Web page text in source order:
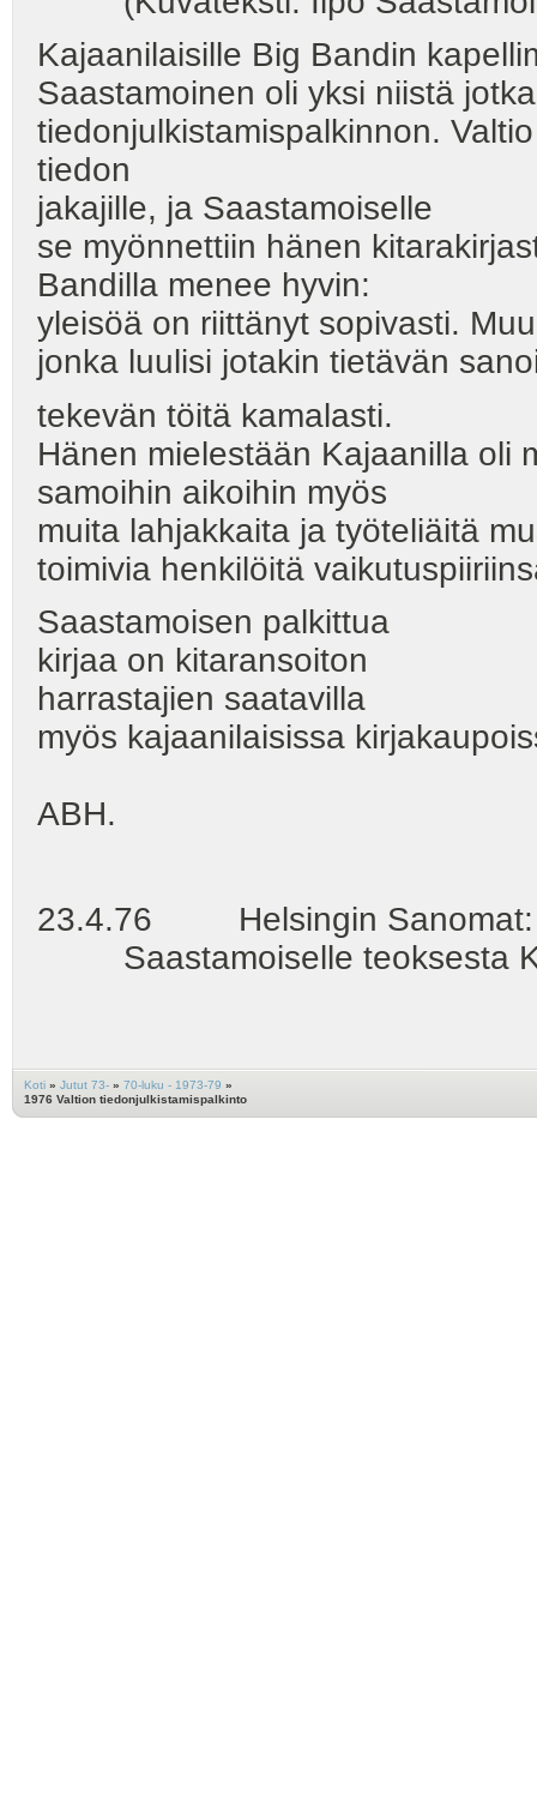
Kajaanilaisille Big Bandin
Saastamoinen oli yksi niistä
tiedonjulkistamispalkinnon.
tiedon
jakajille, ja Saastamoiselle
se myönnettiin hänen
Bandilla menee hyvin:
yleisöä on riittänyt sopivasti.
jonka luulisi jotakin tietävän
tekevän töitä kamalasti.
Hänen mielestään Kajaanilla oli
samoihin aikoihin myös
muita lahjakkaita ja työteliäitä
toimivia henkilöitä
Saastamoisen palkittua
kirjaa on kitaransoiton
harrastajien saatavilla
myös kajaanilaisissa
ABH.
23.4.76 Helsingin Sanomat:
Saastamoiselle teoksesta
Koti » Jutut 73- » 70-luku - 1973-79 »
1976 Valtion tiedonjulkistamispalkinto